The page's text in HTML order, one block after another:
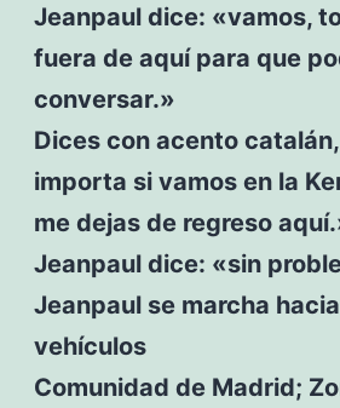
Jeanpaul dice: «vamos,
fuera de aquí para que
conversar.»
Dices con acento
importa si vamos en la
me dejas de regreso
Jeanpaul dice: «sin
Jeanpaul se marcha
vehículos
Comunidad de Madrid;